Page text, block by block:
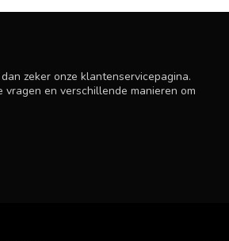
zeker onze klantenservicepagina.
en verschillende manieren om